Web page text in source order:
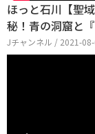
ほっと石川【聖
秘！青の洞窟と
Jチャンネル / 2021-